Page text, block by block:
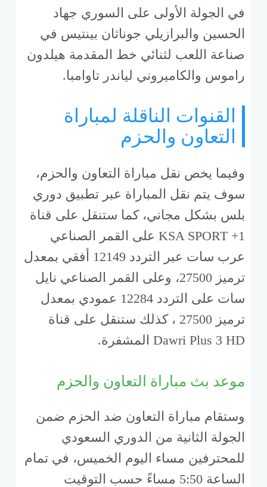
في الجولة الأولى على السوري جهاد
الحسين والبرازيلي جوناثان بينتيس في
صناعة اللعب لثنائي خط المقدمة هيلدون
راموس والكاميروني لياندر تاوامبا.
القنوات الناقلة لمباراة
التعاون والحزم
وفيما يخص نقل مباراة التعاون والحزم،
سوف يتم نقل المباراة عبر تطبيق دوري
بلس بشكل مجاني، كما ستنقل على قناة
KSA SPORT +1 على القمر الصناعي
عرب سات عبر التردد 12149 أفقي بمعدل
ترميز 27500، وعلى القمر الصناعي نايل
سات على التردد 12284 عمودي بمعدل
ترميز 27500 ، كذلك ستنقل على قناة
Dawri Plus 3 HD المشفرة.
موعد بث مباراة التعاون والحزم
وستقام مباراة التعاون ضد الحزم ضمن
الجولة الثانية من الدوري السعودي
للمحترفين مساء اليوم الخميس، في تمام
الساعة 5:50 مساءً حسب التوقيت